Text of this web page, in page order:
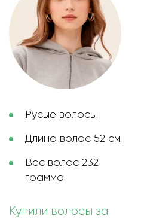
Русые волосы
Длина волос 52 см
Вес волос 232
грамма
Купили волосы за